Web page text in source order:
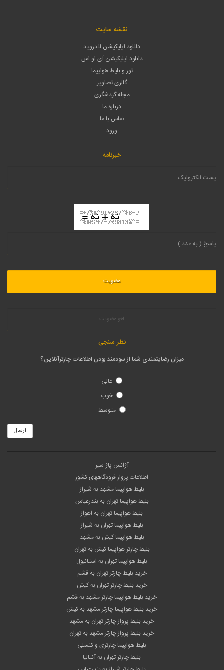
نقشه سایت
دانلود اپلیکیشن اندروید
دانلود اپلیکیشن آی او اس
تور و بلیط هواپیما
گالری تصاویر
مجله گردشگری
درباره ما
تماس با ما
ورود
خبرنامه
لغو عضویت
نظر سنجی
میزان رضایتمندی شما از سودمند بودن اطلاعات چارترآنلاین؟
عالی
خوب
متوسط
ارسال
آژانس پاژ سیر
اطلاعات پرواز فرودگاههای کشور
بلیط هواپیما مشهد به شیراز
بلیط هواپیما تهران به بندرعباس
بلیط هواپیما تهران به اهواز
بلیط هواپیما تهران به شیراز
بلیط هواپیما کیش به مشهد
بلیط چارتر هواپیما کیش به تهران
بلیط هواپیما تهران به استانبول
خرید بلیط چارتر تهران به قشم
خرید بلیط چارتر تهران به کیش
خرید بلیط هواپیما چارتر مشهد به قشم
خرید بلیط هواپیما چارتر مشهد به کیش
خرید بلیط پرواز چارتر تهران به مشهد
خرید بلیط پرواز چارتر مشهد به تهران
بلیط هواپیما چارتری و کنسلی
بلیط چارتر تهران به آنتالیا